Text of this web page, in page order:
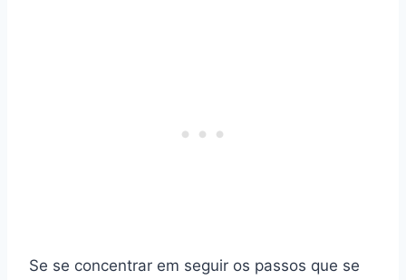
Se se concentrar em seguir os passos que se